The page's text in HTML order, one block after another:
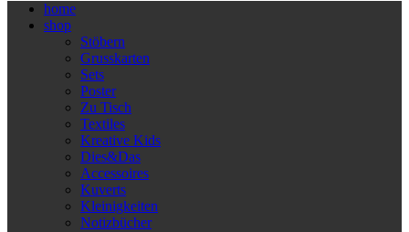
home
shop
Stöbern
Grusskarten
Sets
Poster
Zu Tisch
Textiles
Kreative Kids
Dies&Das
Accessoires
Kuverts
Kleinigkeiten
Notizbücher